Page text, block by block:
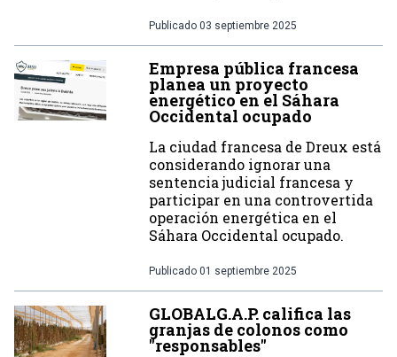
Publicado 03 septiembre 2025
Empresa pública francesa
planea un proyecto
energético en el Sáhara
Occidental ocupado
La ciudad francesa de Dreux está
considerando ignorar una
sentencia judicial francesa y
participar en una controvertida
operación energética en el
Sáhara Occidental ocupado.
Publicado 01 septiembre 2025
GLOBALG.A.P. califica las
granjas de colonos como
"responsables"